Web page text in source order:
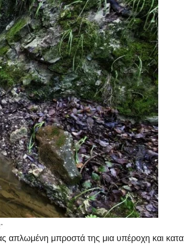
απλωμένη μπροστά της μια υπέροχη και